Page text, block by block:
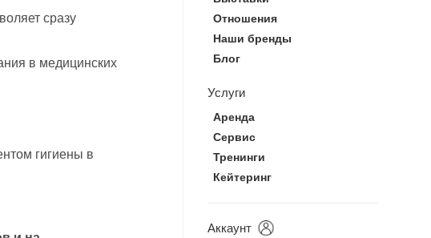
сразу
в медицинских
гигиены в
Отношения
Наши бренды
Блог
Услуги
Аренда
Сервис
Тренинги
Кейтеринг
Аккаунт